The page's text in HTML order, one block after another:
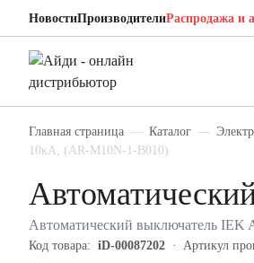
НовостиПроизводителиРаспродажа и
Главная страница Каталог
10кА, (AR-M10N-1-B010)
Автоматический выключатель IEK
Код товара: iD-00087202 Артикул
IEK AR-M10N-1-B010
Автоматический